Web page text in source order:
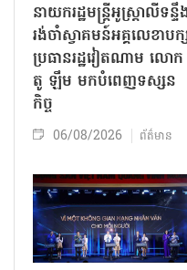
នាយករដ្ឋមន្ត្រីអូស្ត្រាលីទន្ទឹ
រង់ចាំស្វាគមន៍អគ្គលេខាបក្
ប្រធានរដ្ឋវៀតណាម លោក
តូ ឡឹម មកបំពេញទស្សន
កិច្ច
06/08/2026 ព័ត៌មាន